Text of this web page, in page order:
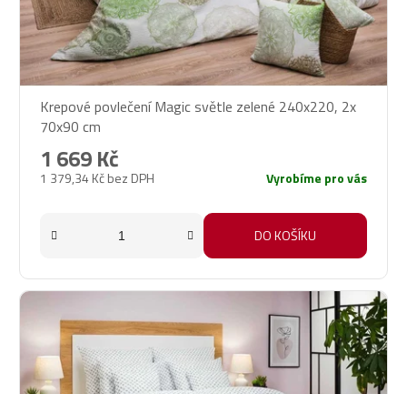
Krepové povlečení Magic světle zelené 240x220, 2x
70x90 cm
1 379,34 Kč bez DPH
1 669 Kč
Vyrobíme pro vás
DO KOŠÍKU